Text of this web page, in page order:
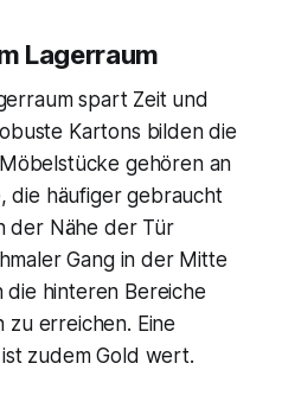
Lagerraum
spart Zeit und
Kartons bilden die
gehören an
die häufiger gebraucht
der Nähe der Tür
Gang in der Mitte
die hinteren Bereiche
zu erreichen. Eine
zudem Gold wert.